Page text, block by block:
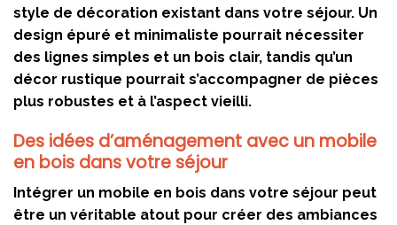
style de décoration existant dans votre séjour. Un
design épuré et minimaliste pourrait nécessiter
des lignes simples et un bois clair, tandis qu’un
décor rustique pourrait s’accompagner de pièces
plus robustes et à l’aspect vieilli.
Des idées d’aménagement avec un mobile
en bois dans votre séjour
Intégrer un mobile en bois dans votre séjour peut
être un véritable atout pour créer des ambiances